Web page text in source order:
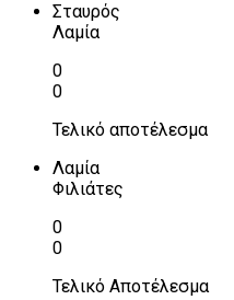
Σταυρός
Λαμία
0
0
Τελικό αποτέλεσμα
Λαμία
Φιλιάτες
0
0
Τελικό Αποτέλεσμα